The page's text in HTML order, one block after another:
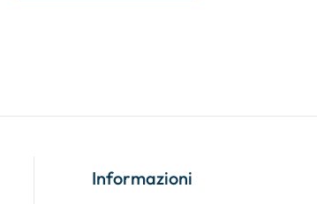
Informazioni